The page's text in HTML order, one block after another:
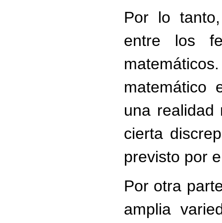
Por lo
entre los
matemático
una realidad
cierta
previsto por
Por otra
amplia